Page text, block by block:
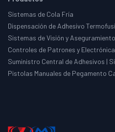
Sistemas de Cola Fría
Dispensación de Adhesivo
Sistemas de Visión y
Controles de Patrones y Electrónica
Suministro Central de Adhesivos |
Pistolas Manuales de Pegamento